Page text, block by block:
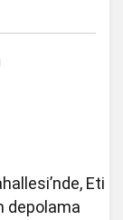
Eti
depolama